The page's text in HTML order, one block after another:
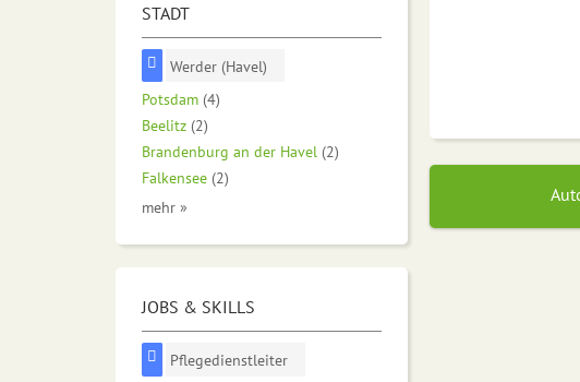
STADT
Werder (Havel)
Potsdam (4)
Beelitz (2)
Brandenburg an der Havel (2)
Falkensee (2)
mehr »
JOBS & SKILLS
Pflegedienstleiter